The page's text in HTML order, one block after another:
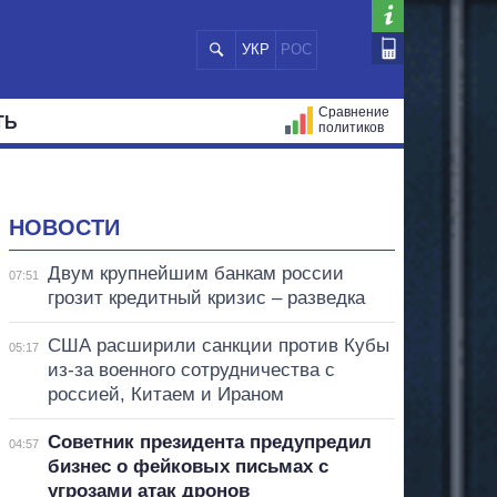
УКР РОС
Сравнение
политиков
НОВОСТИ
07:51
Двум крупнейшим банкам россии
грозит кредитный кризис – разведка
05:17
США расширили санкции против Кубы
из-за военного сотрудничества с
россией, Китаем и Ираном
04:57
Советник президента предупредил
бизнес о фейковых письмах с
угрозами атак дронов